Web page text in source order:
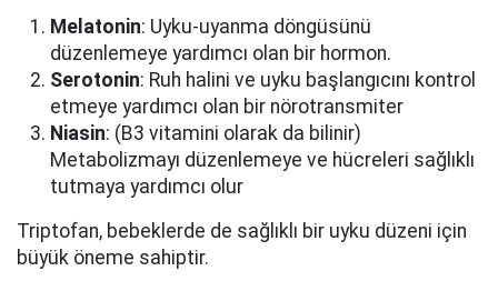
Melatonin: Uyku-uyanma döngüsünü
düzenlemeye yardımcı olan bir hormon.
Serotonin: Ruh halini ve uyku başlangıcını kontrol
etmeye yardımcı olan bir nörotransmiter
Niasin: (B3 vitamini olarak da bilinir)
Metabolizmayı düzenlemeye ve hücreleri sağlıklı
tutmaya yardımcı olur
Triptofan, bebeklerde de sağlıklı bir uyku düzeni için
büyük öneme sahiptir.